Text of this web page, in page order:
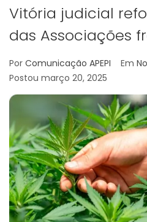
Vitória judicial
das Associações
Por Comunicação APEPI Em
Postou março 20, 2025